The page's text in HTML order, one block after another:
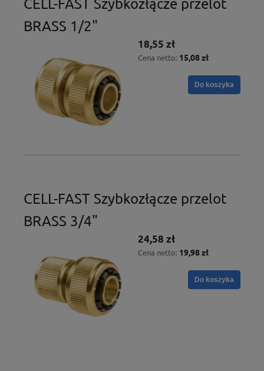
CELL-FAST Szybkozłącze przelot
BRASS 1/2"
18,55 zł
Cena netto: 15,08 zł
Do koszyka
CELL-FAST Szybkozłącze przelot
BRASS 3/4"
24,58 zł
Cena netto: 19,98 zł
Do koszyka